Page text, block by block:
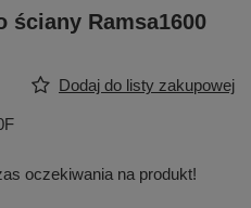
ściany Ramsa1600
Dodaj do listy zakupowej
oczekiwania na produkt!